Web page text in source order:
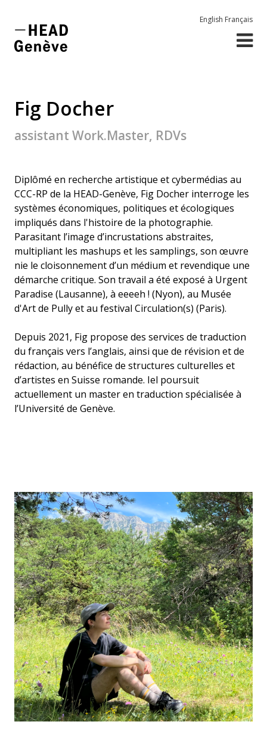
English Français
Fig Docher
assistant Work.Master, RDVs
Diplômé en recherche artistique et cybermédias au
CCC-RP de la HEAD-Genève, Fig Docher interroge les
systèmes économiques, politiques et écologiques
impliqués dans l'histoire de la photographie.
Parasitant l’image d’incrustations abstraites,
multipliant les mashups et les samplings, son œuvre
nie le cloisonnement d’un médium et revendique une
démarche critique. Son travail a été exposé à Urgent
Paradise (Lausanne), à eeeeh ! (Nyon), au Musée
d'Art de Pully et au festival Circulation(s) (Paris).
Depuis 2021, Fig propose des services de traduction
du français vers l’anglais, ainsi que de révision et de
rédaction, au bénéfice de structures culturelles et
d’artistes en Suisse romande. Iel poursuit
actuellement un master en traduction spécialisée à
l’Université de Genève.